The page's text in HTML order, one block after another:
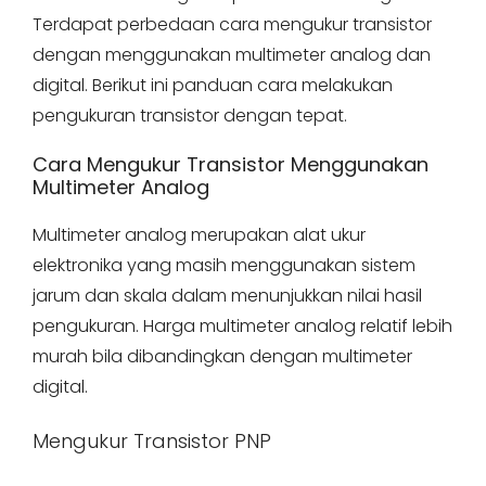
Terdapat perbedaan cara mengukur transistor
dengan menggunakan multimeter analog dan
digital. Berikut ini panduan cara melakukan
pengukuran transistor dengan tepat.
Cara Mengukur Transistor Menggunakan
Multimeter Analog
Multimeter analog merupakan alat ukur
elektronika yang masih menggunakan sistem
jarum dan skala dalam menunjukkan nilai hasil
pengukuran. Harga multimeter analog relatif lebih
murah bila dibandingkan dengan multimeter
digital.
Mengukur Transistor PNP